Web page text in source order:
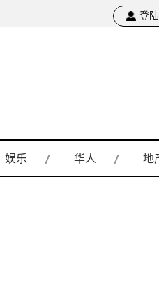
登陆
娱乐 华人 地